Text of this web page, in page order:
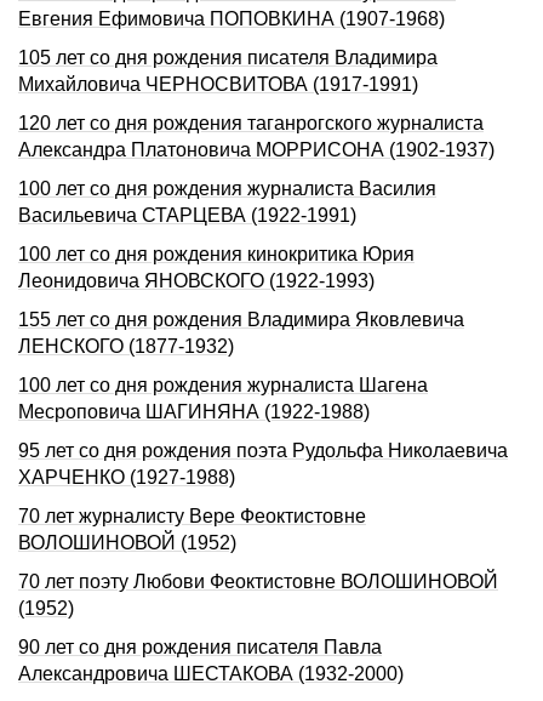
Евгения Ефимовича ПОПОВКИНА (1907-1968)
105 лет со дня pождения писателя Владимиpа
Михайловича ЧЕРHОСВИТОВА (1917-1991)
120 лет со дня рождения таганрогского журналиста
Александра Платоновича МОРРИСОНА (1902-1937)
100 лет со дня рождения журналиста Василия
Васильевича СТАРЦЕВА (1922‑1991)
100 лет со дня рождения кинокритика Юрия
Леонидовича ЯHОВСКОГО (1922-1993)
155 лет со дня рождения Владимира Яковлевича
ЛЕНСКОГО (1877-1932)
100 лет со дня рождения журналиста Шагена
Месроповича ШАГИНЯHА (1922-1988)
95 лет со дня pождения поэта Рудольфа Hиколаевича
ХАРЧЕHКО (1927-1988)
70 лет журналисту Вере Феоктистовне
ВОЛОШИНОВОЙ (1952)
70 лет поэту Любови Феоктистовне ВОЛОШИНОВОЙ
(1952)
90 лет со дня рождения писателя Павла
Александровича ШЕСТАКОВА (1932-2000)